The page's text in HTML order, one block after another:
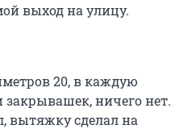
выход на улицу.
20, в каждую
закрывашек, ничего нет.
вытяжку сделал на